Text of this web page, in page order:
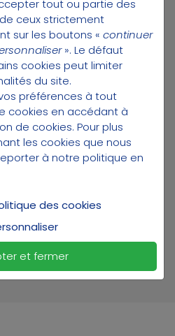
est importante.
Fabienne, 54 ans,
En tant que
Fabienne est affiliée
de l'Etat (SRE) qui
retraite. Son
dépendra de son
dans la
nationale.
est commissaire de
l'échelon 6 de son
conséquent, qui
de base
tout ou partie des
ceux strictement
sur les boutons « continuer
». Le défaut
cookies peut limiter
du site.
préférences à tout
cookies en accédant à
de cookies. Pour plus
les cookies que nous
à notre politique en
des cookies
et fermer